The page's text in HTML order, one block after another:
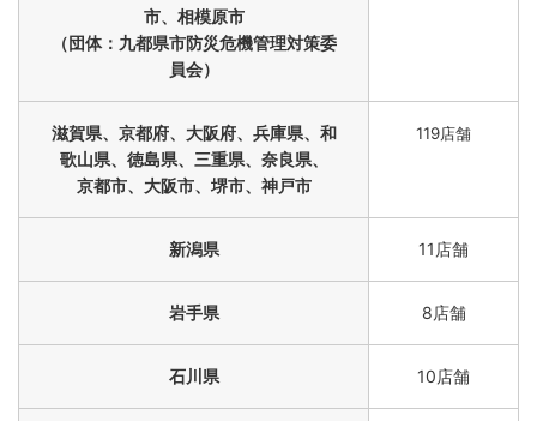
市、相模原市
（団体：九都県市防災危機管理対策委
員会）
滋賀県、京都府、大阪府、兵庫県、和
歌山県、徳島県、三重県、奈良県、
京都市、大阪市、堺市、神戸市
119店舗
新潟県 11店舗
岩手県 8店舗
石川県 10店舗